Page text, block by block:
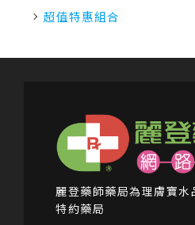
超值特惠組合
麗登藥師藥局為理膚寶水
特約藥局